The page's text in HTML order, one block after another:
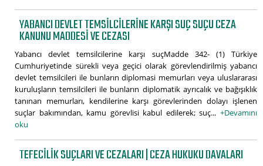
YABANCI DEVLET TEMSILCILERINE KARŞI SUÇ SUÇU CEZA
KANUNU MADDESI VE CEZASI
Yabancı devlet temsilcilerine karşı suçMadde 342- (1) Türkiye
Cumhuriyetinde sürekli veya geçici olarak görevlendirilmiş yabancı
devlet temsilcileri ile bunların diplomasi memurları veya uluslararası
kuruluşların temsilcileri ile bunların diplomatik ayrıcalık ve bağışıklık
tanınan memurları, kendilerine karşı görevlerinden dolayı işlenen
suçlar bakımından, kamu görevlisi kabul edilerek; suç... +Devamını
oku
TEFECILIK SUÇLARI VE CEZALARI | CEZA HUKUKU DAVALARI